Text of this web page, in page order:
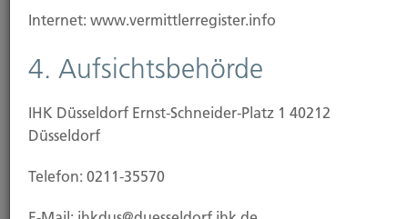
Unser Tipp: Wir beraten Sie, wie Sie Ihre Immobilie
vor Gefahren schützen können. Dafür haben wir
bedarfsgerechte und günstige Lösungen
vorbereitet.
Risikoanalyse Gebäudeversicherung
Internet: www.vermittlerregister.info
4. Aufsichtsbehörde
IHK Düsseldorf Ernst-Schneider-Platz 1 40212
Düsseldorf
Telefon: 0211-35570